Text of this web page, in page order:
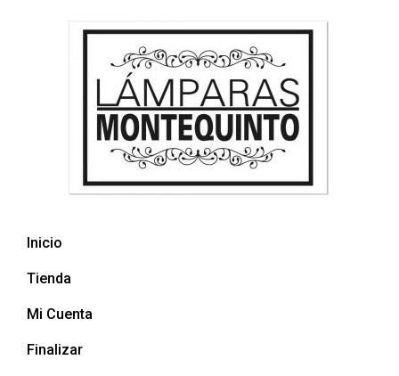
Inicio
Tienda
Mi Cuenta
Finalizar